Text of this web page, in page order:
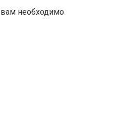
необходимо